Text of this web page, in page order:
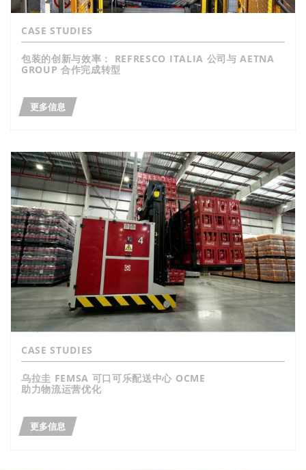
CASE STUDIES
包装的创新与效率： REFRESCO ITALIA 公司与 AETNA
GROUP 合作完成转型
更多信息
CASE STUDIES
乌拉圭 FEMSA 可口可乐配送中心 OCME
助力物流运营优化
更多信息